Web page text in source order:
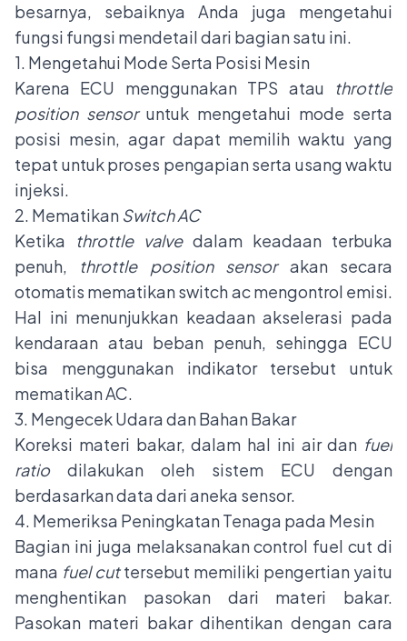
besarnya, sebaiknya Anda juga mengetahui
fungsi fungsi mendetail dari bagian satu ini.
1. Mengetahui Mode Serta Posisi Mesin
Karena ECU menggunakan TPS atau throttle
position sensoruntuk mengetahui mode serta
posisi mesin, agar dapat memilih waktu yang
tepat untuk proses pengapian serta usang waktu
injeksi.
2. Mematikan Switch AC
Ketika throttle valvedalam keadaan terbuka
penuh, throttle position sensorakan secara
otomatis mematikan switch ac mengontrol emisi.
Hal ini menunjukkan keadaan akselerasi pada
kendaraan atau beban penuh, sehingga ECU
bisa menggunakan indikator tersebut untuk
mematikan AC.
3. Mengecek Udara dan Bahan Bakar
Koreksi materi bakar, dalam hal ini air dan fuel
ratiodilakukan oleh sistem ECU dengan
berdasarkan data dari aneka sensor.
4. Memeriksa Peningkatan Tenaga pada Mesin
Bagian ini juga melaksanakan control fuel cut di
mana fuel cuttersebut memiliki pengertian yaitu
menghentikan pasokan dari materi bakar.
Pasokan materi bakar dihentikan dengan cara